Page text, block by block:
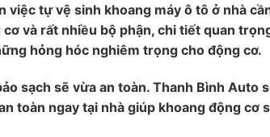
việc tự vệ sinh khoang máy ô tô ở nhà
và rất nhiều bộ phận, chi tiết quan
hỏng hóc nghiêm trọng cho động cơ.
sạch sẽ vừa an toàn. Thanh Bình Auto
toàn ngay tại nhà giúp khoang động cơ